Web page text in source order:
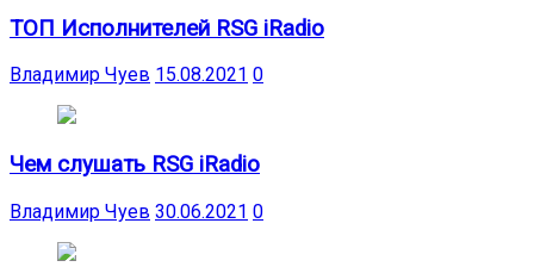
ТОП Исполнителей RSG iRadio
Владимир Чуев 15.08.2021 0
Чем слушать RSG iRadio
Владимир Чуев 30.06.2021 0